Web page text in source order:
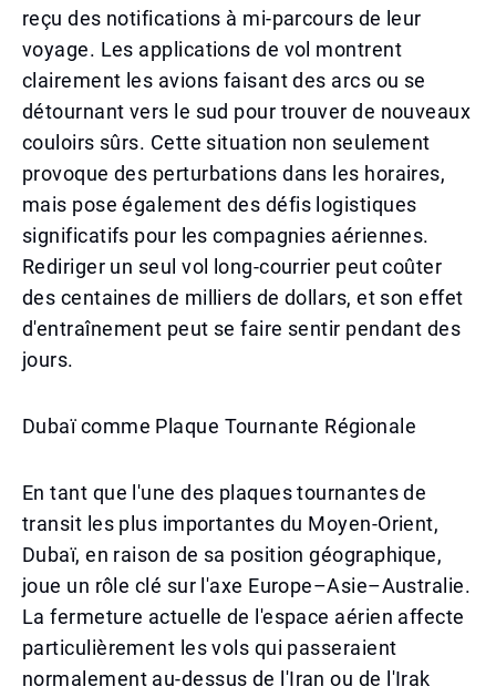
reçu des notifications à mi-parcours de leur
voyage. Les applications de vol montrent
clairement les avions faisant des arcs ou se
détournant vers le sud pour trouver de nouveaux
couloirs sûrs. Cette situation non seulement
provoque des perturbations dans les horaires,
mais pose également des défis logistiques
significatifs pour les compagnies aériennes.
Rediriger un seul vol long-courrier peut coûter
des centaines de milliers de dollars, et son effet
d'entraînement peut se faire sentir pendant des
jours.
Dubaï comme Plaque Tournante Régionale
En tant que l'une des plaques tournantes de
transit les plus importantes du Moyen-Orient,
Dubaï, en raison de sa position géographique,
joue un rôle clé sur l'axe Europe–Asie–Australie.
La fermeture actuelle de l'espace aérien affecte
particulièrement les vols qui passeraient
normalement au-dessus de l'Iran ou de l'Irak